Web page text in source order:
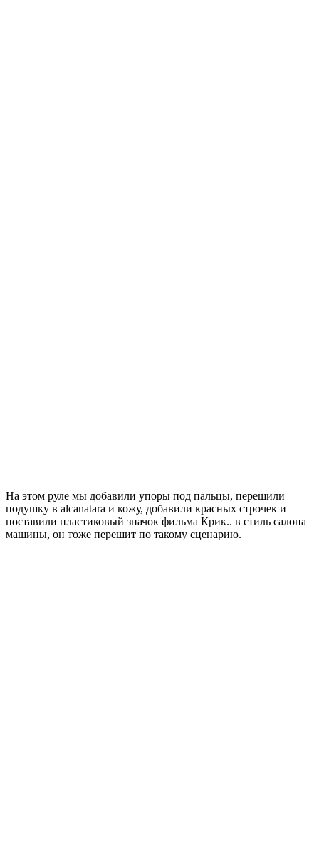
На этом руле мы добавили упоры под пальцы, перешили
подушку в alcanatara и кожу, добавили красных строчек и
поставили пластиковый значок фильма Крик.. в стиль салона
машины, он тоже перешит по такому сценарию.